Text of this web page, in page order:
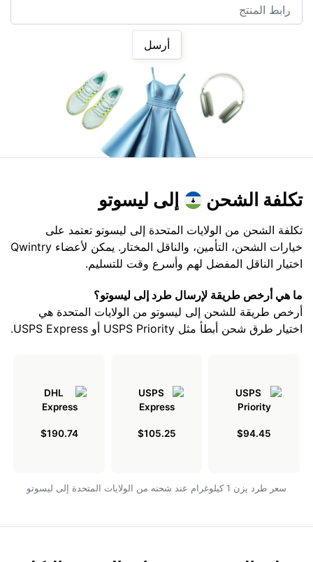
أرسل
تكلفة الشحن إلى ليسوتو
تكلفة الشحن من الولايات المتحدة إلى ليسوتو تعتمد على
خيارات الشحن، التأمين، والناقل المختار. يمكن لأعضاء Qwintry
اختيار الناقل المفضل لهم وأسرع وقت للتسليم.
ما هي أرخص طريقة لإرسال طرد إلى ليسوتو؟
أرخص طريقة للشحن إلى ليسوتو من الولايات المتحدة هي
اختيار طرق شحن أبطأ مثل USPS Priority أو USPS Express.
$94.45
$105.25
$190.74
سعر طرد يزن 1 كيلوغرام عند شحنه من الولايات المتحدة إلى ليسوتو